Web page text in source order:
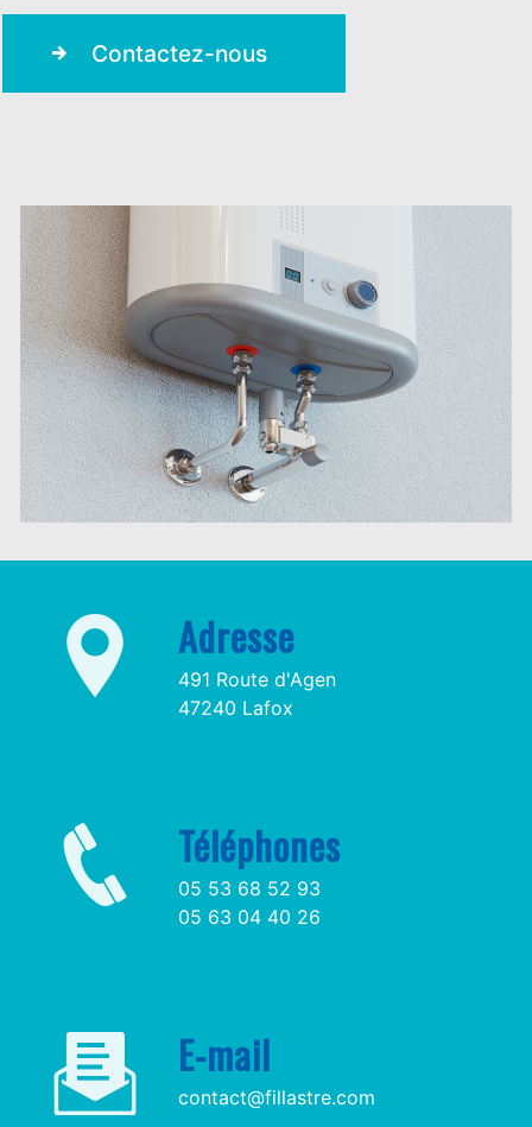
Contactez-nous
Adresse
491 Route d'Agen
47240 Lafox
Téléphones
05 53 68 52 93
05 63 04 40 26
E-mail
contact@fillastre.com